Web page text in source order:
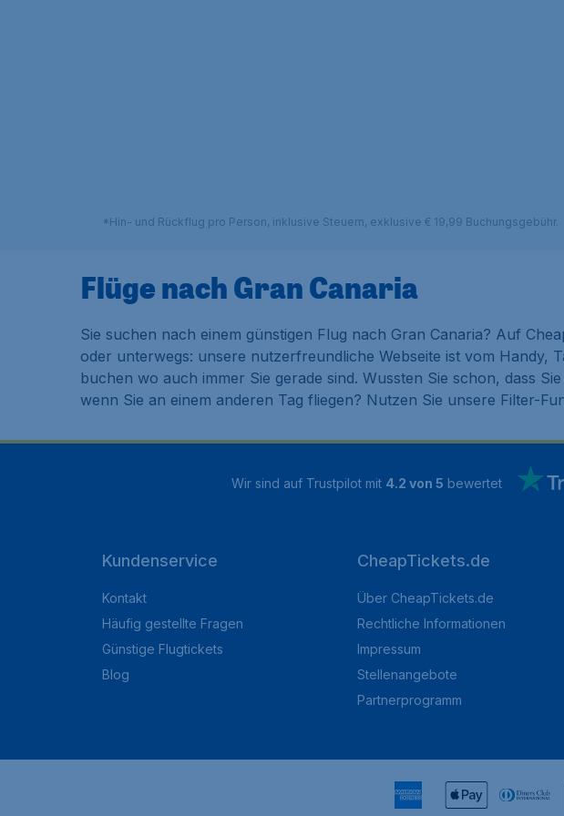
*Hin- und Rückflug pro Person, inklusive Steuern, exklusive € 19,99 Buchungsgebühr.
Flüge nach Gran Canaria
Sie suchen nach einem günstigen Flug nach Gran Canaria? Auf
oder unterwegs: unsere nutzerfreundliche Webseite ist vom Handy,
buchen wo auch immer Sie gerade sind. Wussten Sie schon, dass
wenn Sie an einem anderen Tag fliegen? Nutzen Sie unsere Filter-
Wir sind auf Trustpilot mit 4.2 von 5 bewertet
Kundenservice
Kontakt
Häufig gestellte Fragen
Günstige Flugtickets
Blog
CheapTickets.de
Über CheapTickets.de
Rechtliche Informationen
Impressum
Stellenangebote
Partnerprogramm